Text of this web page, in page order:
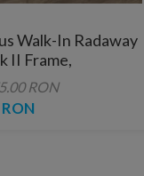
Walk-In Radaway
II Frame,
cmRON